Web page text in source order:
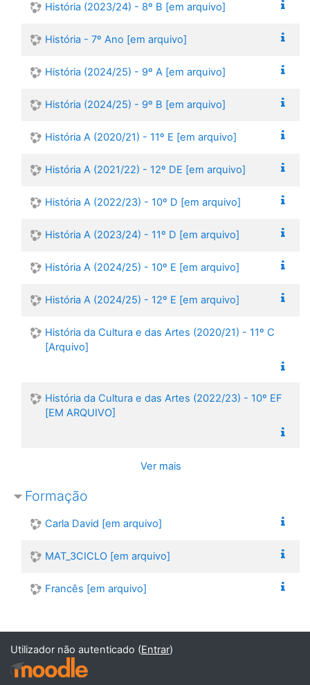
História (2023/24) - 8º B [em arquivo]
História - 7º Ano [em arquivo]
História (2024/25) - 9º A [em arquivo]
História (2024/25) - 9º B [em arquivo]
História A (2020/21) - 11º E [em arquivo]
História A (2021/22) - 12º DE [em arquivo]
História A (2022/23) - 10º D [em arquivo]
História A (2023/24) - 11º D [em arquivo]
História A (2024/25) - 10º E [em arquivo]
História A (2024/25) - 12º E [em arquivo]
História da Cultura e das Artes (2020/21) - 11º C
[Arquivo]
História da Cultura e das Artes (2022/23) - 10º EF
[EM ARQUIVO]
Ver mais
Formação
Carla David [em arquivo]
MAT_3CICLO [em arquivo]
Francês [em arquivo]
Utilizador não autenticado (Entrar)